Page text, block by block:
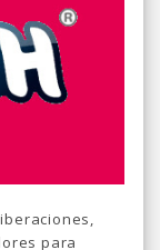
para